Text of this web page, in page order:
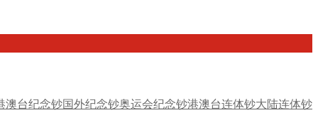
澳台纪念钞国外纪念钞奥运会纪念钞港澳台连体钞大陆连体钞